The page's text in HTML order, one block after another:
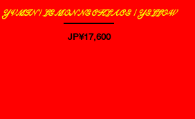
제품보기
YVMIN / LEMON NECKLACE / YELLOW
가격
JP¥17,600